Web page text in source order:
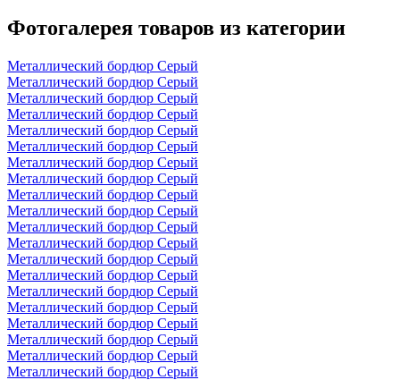
Фотогалерея товаров из категории
Металлический бордюр Серый
Металлический бордюр Серый
Металлический бордюр Серый
Металлический бордюр Серый
Металлический бордюр Серый
Металлический бордюр Серый
Металлический бордюр Серый
Металлический бордюр Серый
Металлический бордюр Серый
Металлический бордюр Серый
Металлический бордюр Серый
Металлический бордюр Серый
Металлический бордюр Серый
Металлический бордюр Серый
Металлический бордюр Серый
Металлический бордюр Серый
Металлический бордюр Серый
Металлический бордюр Серый
Металлический бордюр Серый
Металлический бордюр Серый